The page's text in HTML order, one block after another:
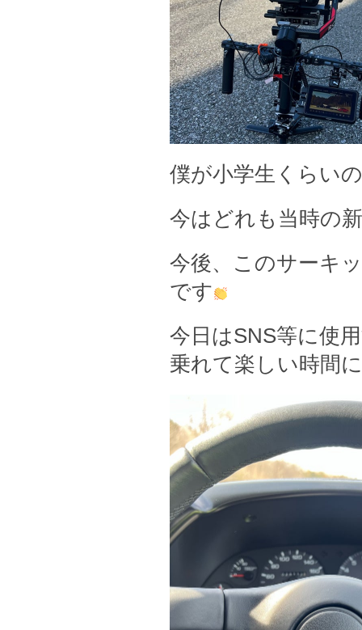
僕が小学生くらい
今はどれも当時の
今後、このサーキ
です
今日はSNS等に使
乗れて楽しい時間